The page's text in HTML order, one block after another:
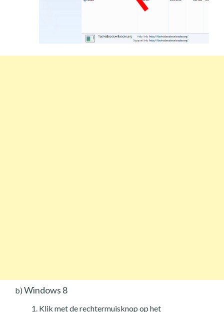
b) Windows 8
Klik met de rechtermuisknop op het